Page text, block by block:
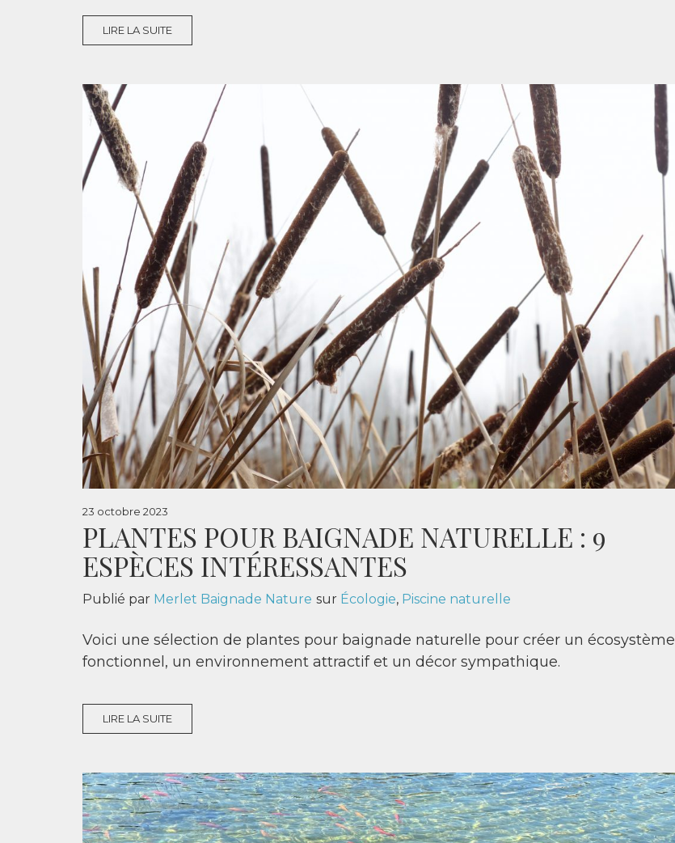
LIRE LA SUITE
23 octobre 2023
PLANTES POUR BAIGNADE NATURELLE : 9
ESPÈCES INTÉRESSANTES
Publié par Merlet Baignade Nature sur Écologie, Piscine naturelle
Voici une sélection de plantes pour baignade naturelle pour créer un écosystème
fonctionnel, un environnement attractif et un décor sympathique.
LIRE LA SUITE